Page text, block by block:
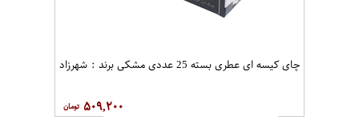
چای کیسه ای عطری بسته 25 عددی مشکی برند : شهرزاد
۵۰۹,۲۰۰